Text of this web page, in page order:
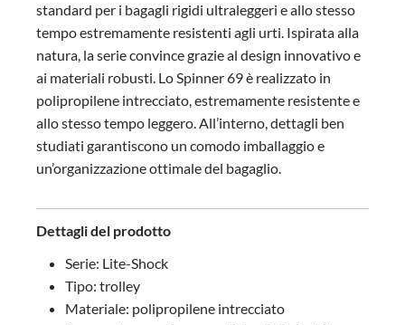
standard per i bagagli rigidi ultraleggeri e allo stesso
tempo estremamente resistenti agli urti. Ispirata alla
natura, la serie convince grazie al design innovativo e
ai materiali robusti. Lo Spinner 69 è realizzato in
polipropilene intrecciato, estremamente resistente e
allo stesso tempo leggero. All’interno, dettagli ben
studiati garantiscono un comodo imballaggio e
un’organizzazione ottimale del bagaglio.
Dettagli del prodotto
Serie: Lite-Shock
Tipo: trolley
Materiale: polipropilene intrecciato